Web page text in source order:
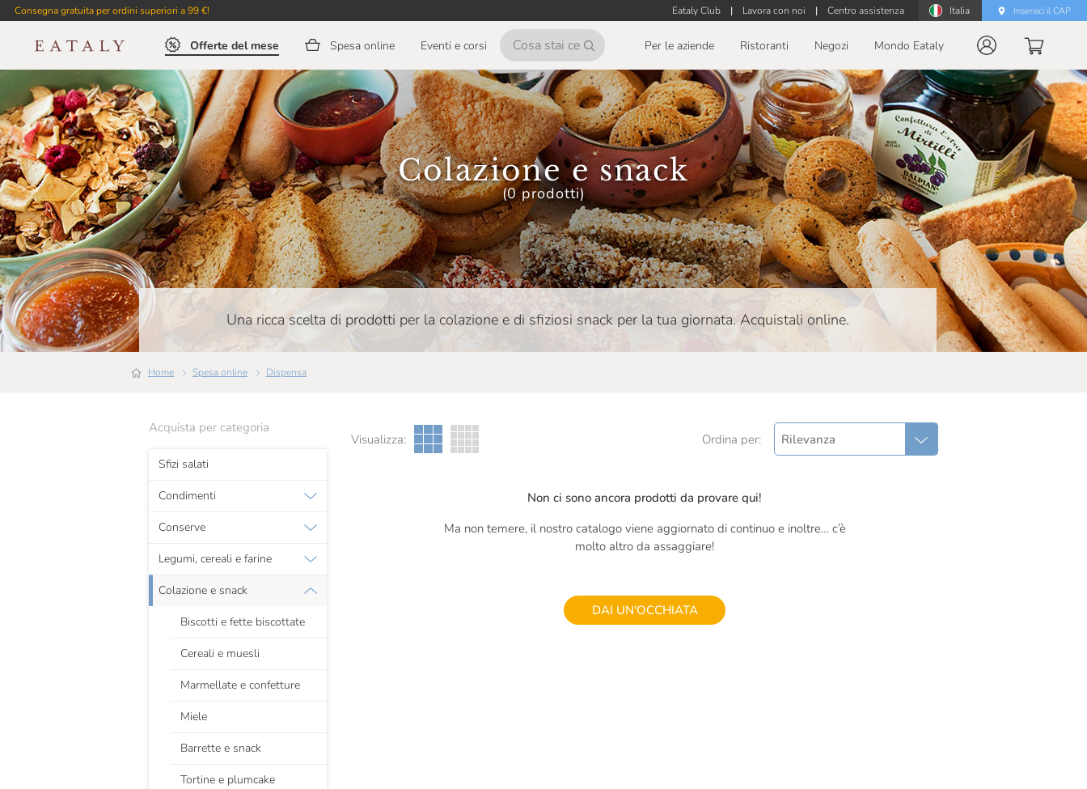
Consegna gratuita per ordini superiori a 99 €! Eataly Club | Lavora con noi | Centro assistenza Italia Inserisci il CAP
Offerte del mese Spesa online Eventi e corsi Per le aziende Ristoranti Negozi Mondo Eataly
Colazione e snack
(0 prodotti)
Una ricca scelta di prodotti per la colazione e di sfiziosi snack per la tua giornata. Acquistali online.
Home Spesa online Dispensa
Acquista per categoria
Sfizi salati
Condimenti
Conserve
Legumi, cereali e farine
Colazione e snack
Biscotti e fette biscottate
Cereali e muesli
Marmellate e confetture
Miele
Barrette e snack
Tortine e plumcake
Visualizza: Ordina per: Rilevanza
Non ci sono ancora prodotti da provare qui!
Ma non temere, il nostro catalogo viene aggiornato di continuo e inoltre… c’è
molto altro da assaggiare!
DAI UN'OCCHIATA